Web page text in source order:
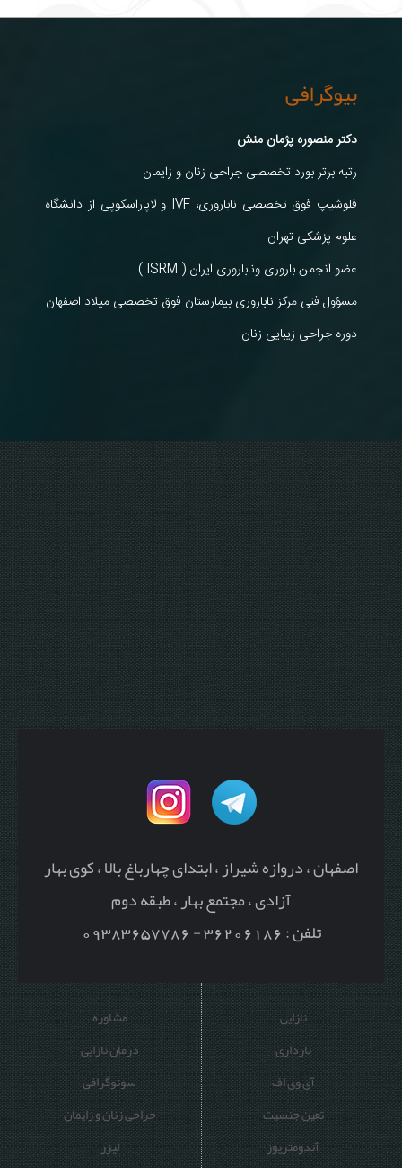
بیوگرافی
دکتر منصوره پژمان منش
رتبه برتر بورد تخصصی جراحی زنان و زایمان
فلوشیپ فوق تخصصی ناباروری، IVF و لاپاراسکوپی از دانشگاه
علوم پزشکی تهران
عضو انجمن باروری وناباروری ایران ( ISRM )
مسؤول فنی مرکز ناباروری بیمارستان فوق تخصصی میلاد اصفهان
دوره جراحی زیبایی زنان
اصفهان ، دروازه شیراز ، ابتدای چهارباغ بالا ، کوی بهار
آزادی ، مجتمع بهار ، طبقه دوم
تلفن : 36206186 - 09383657786
نازایی
بارداری
آی وی اف
تعین جنسیت
آندومتریوز
مشاوره
درمان نازایی
سونوگرافی
جراحی زنان و زایمان
لیزر